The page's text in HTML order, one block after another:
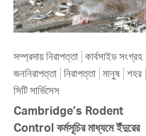
সম্প্রদায় নিরাপত্তা কার্বসাইড সংগ্রহ
জননিরাপত্তা নিরাপত্তা মানুষ শহর
সিটি সার্ভিসেস
Cambridge’s Rodent
Control কর্মসূচির মাধ্যমে ইঁদুরের